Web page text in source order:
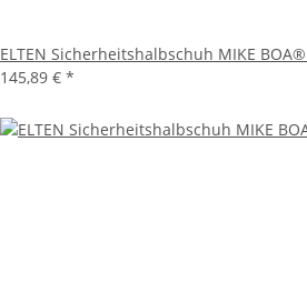
ELTEN Sicherheitshalbschuh MIKE
145,89 € *